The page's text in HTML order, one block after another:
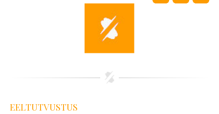
EELTUTVUSTUS